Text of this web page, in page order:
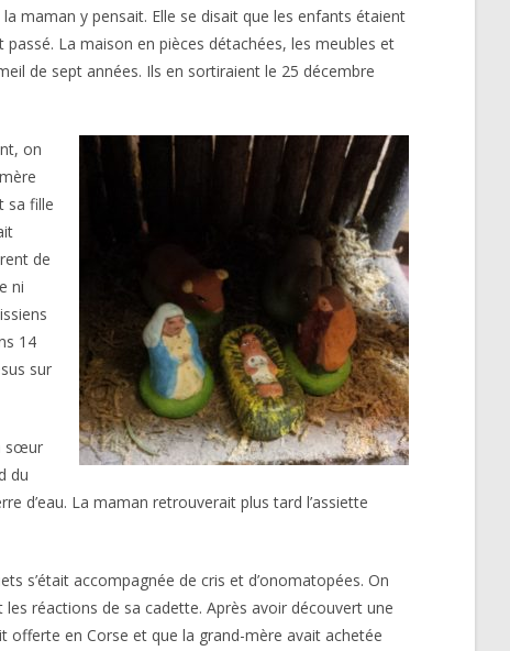
maman y pensait. Elle se disait que les enfants étaient
La maison en pièces détachées, les meubles et
de sept années. Ils en sortiraient le 25 décembre
on
sa fille
de
ni
14
sur
sœur
du
d’eau. La maman retrouverait plus tard l’assiette
s’était accompagnée de cris et d’onomatopées. On
réactions de sa cadette. Après avoir découvert une
offerte en Corse et que la grand-mère avait achetée